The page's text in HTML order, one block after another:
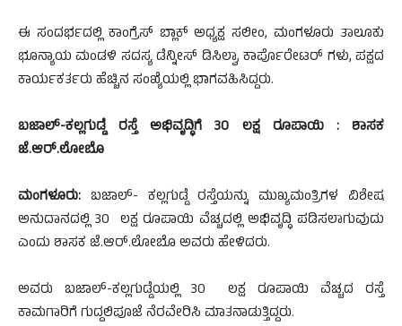
ಈ ಸಂದರ್ಭದಲ್ಲಿ ಕಾಂಗ್ರೆಸ್ ಬ್ಲಾಕ್ ಅಧ್ಯಕ್ಷ ಸಲೀಂ, ಮಂಗಳೂರು ತಾಲೂಕು
ಭೂನ್ಯಾಯ ಮಂಡಳಿ ಸದಸ್ಯ ಡೆನ್ನೀಸ್ ಡಿಸಿಲ್ವಾ, ಕಾರ್ಪೊರೇಟರ್ ಗಳು, ಪಕ್ಷದ
ಕಾರ್ಯಕರ್ತರು ಹೆಚ್ಚಿನ ಸಂಖ್ಯೆಯಲ್ಲಿ ಭಾಗವಹಿಸಿದ್ದರು.
ಬಜಾಲ್-ಕಲ್ಲಗುಡ್ಡೆ ರಸ್ತೆ ಅಭಿವೃದ್ಧಿಗೆ 30 ಲಕ್ಷ ರೂಪಾಯಿ : ಶಾಸಕ
ಜೆ.ಆರ್.ಲೋಬೊ
ಮಂಗಳೂರು: ಬಜಾಲ್- ಕಲ್ಲಗುಡ್ಡೆ ರಸ್ತೆಯನ್ನು ಮುಖ್ಯಮಂತ್ರಿಗಳ ವಿಶೇಷ
ಅನುದಾನದಲ್ಲಿ 30 ಲಕ್ಷ ರೂಪಾಯಿ ವೆಚ್ಚದಲ್ಲಿ ಅಭಿವೃದ್ಧಿ ಪಡಿಸಲಾಗುವುದು
ಎಂದು ಶಾಸಕ ಜೆ.ಆರ್.ಲೋಬೊ ಅವರು ಹೇಳಿದರು.
ಅವರು ಬಜಾಲ್-ಕಲ್ಲಗುಡ್ಡೆಯಲ್ಲಿ 30 ಲಕ್ಷ ರೂಪಾಯಿ ವೆಚ್ಚದ ರಸ್ತೆ
ಕಾಮಗಾರಿಗೆ ಗುದ್ದಲಿಪೂಜೆ ನೆರವೇರಿಸಿ ಮಾತನಾಡುತ್ತಿದ್ದರು.